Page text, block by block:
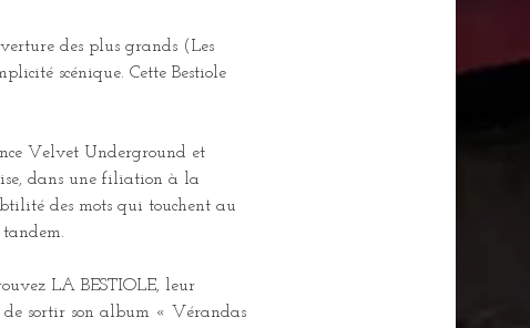
des plus grands (Les
scénique. Cette Bestiole
Velvet Underground et
dans une filiation à la
des mots qui touchent au
LA BESTIOLE, leur
sortir son album « Vérandas